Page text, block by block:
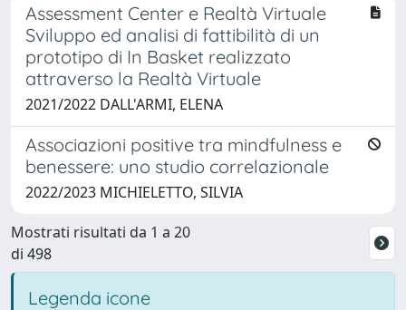
Assessment Center e Realtà Virtuale
Sviluppo ed analisi di fattibilità di un
prototipo di In Basket realizzato
attraverso la Realtà Virtuale
2021/2022 DALL'ARMI, ELENA
Associazioni positive tra mindfulness e
benessere: uno studio correlazionale
2022/2023 MICHIELETTO, SILVIA
Mostrati risultati da 1 a 20
di 498
Legenda icone